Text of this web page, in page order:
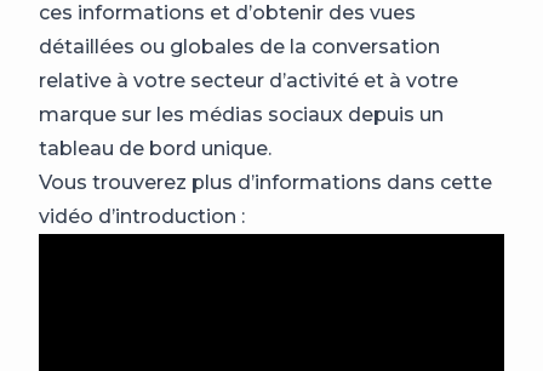
ces informations et d’obtenir des vues
détaillées ou globales de la conversation
relative à votre secteur d’activité et à votre
marque sur les médias sociaux depuis un
tableau de bord unique.
Vous trouverez plus d’informations dans cette
vidéo d’introduction :